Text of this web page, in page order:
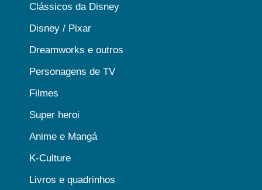
Clássicos da Disney
Disney / Pixar
Dreamworks e outros
Personagens de TV
Filmes
Super heroi
Anime e Mangá
K-Culture
Livros e quadrinhos